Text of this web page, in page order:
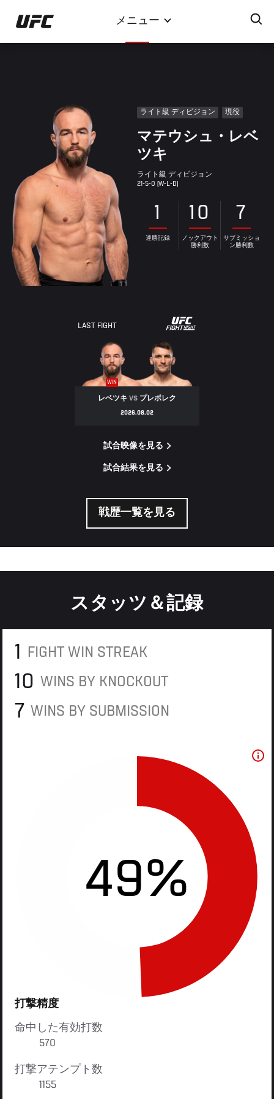
イ
ン
メニュー
ライト級 ディビジョン 現役
マテウシュ・レベ
ツキ
ライト級 ディビジョン
21-5-0 (W-L-D)
1
連勝記録
10
ノックアウト
勝利数
7
サブミッショ
ン勝利数
LAST FIGHT
WIN
レベツキ VSプレポレク
2026.08.02
試合映像を見る
試合結果を見る
戦歴一覧を見る
スタッツ＆記録
1 FIGHT WIN STREAK
10 WINS BY KNOCKOUT
7 WINS BY SUBMISSION
49%
打撃精度
命中した有効打数
570
打撃アテンプト数
1155